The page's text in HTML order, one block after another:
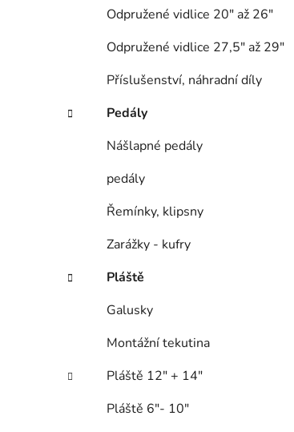
Odpružené vidlice 20" až 26"
Odpružené vidlice 27,5" až 29"
Příslušenství, náhradní díly
Pedály
Nášlapné pedály
pedály
Řemínky, klipsny
Zarážky - kufry
Pláště
Galusky
Montážní tekutina
Pláště 12" + 14"
Pláště 6"- 10"